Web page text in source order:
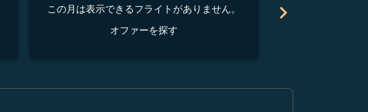
この月は表示できるフライトがありません。
オファーを探す
chevron_right